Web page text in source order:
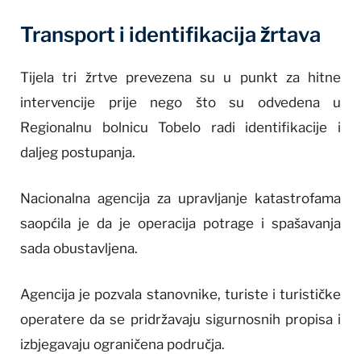
Transport i identifikacija žrtava
Tijela tri žrtve prevezena su u punkt za hitne
intervencije prije nego što su odvedena u
Regionalnu bolnicu Tobelo radi identifikacije i
daljeg postupanja.
Nacionalna agencija za upravljanje katastrofama
saopćila je da je operacija potrage i spašavanja
sada obustavljena.
Agencija je pozvala stanovnike, turiste i turističke
operatere da se pridržavaju sigurnosnih propisa i
izbjegavaju ograničena područja.